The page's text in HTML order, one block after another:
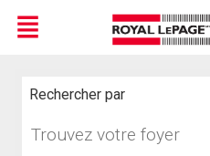
Menu
Rechercher par
votre